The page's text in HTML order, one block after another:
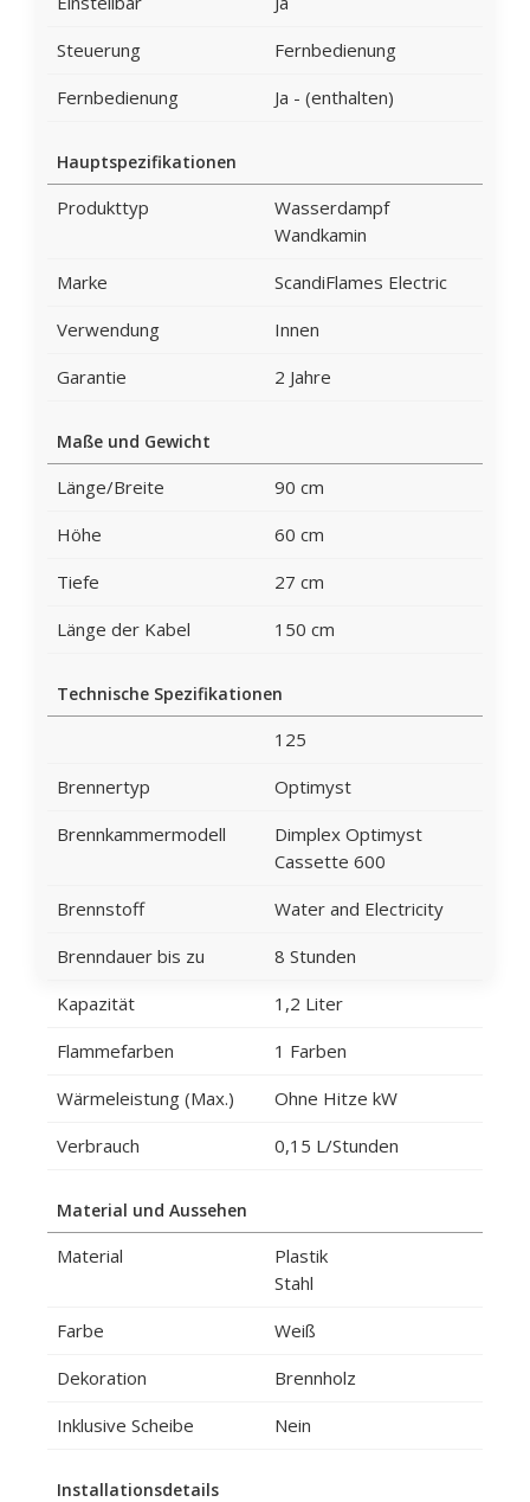
Steuerung
Fernbedienung
Fernbedienung
Ja - (enthalten)
Hauptspezifikationen
Produkttyp
Wasserdampf
Wandkamin
Marke
ScandiFlames Electric
Verwendung
Innen
Garantie
2 Jahre
Maße und Gewicht
Länge/Breite
90 cm
Höhe
60 cm
Tiefe
27 cm
Länge der Kabel
150 cm
Technische Spezifikationen
125
Brennertyp
Optimyst
Brennkammermodell
Dimplex Optimyst
Cassette 600
Brennstoff
Water and Electricity
Brenndauer bis zu
8 Stunden
Kapazität
1,2 Liter
Flammefarben
1 Farben
Wärmeleistung (Max.)
Ohne Hitze kW
Verbrauch
0,15 L/Stunden
Material und Aussehen
Material
Plastik
Stahl
Farbe
Weiß
Dekoration
Brennholz
Inklusive Scheibe
Nein
Installationsdetails